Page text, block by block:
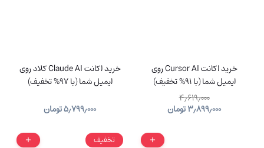
خرید اکانت Cursor AI روی
ایمیل شما (با 91% تخفیف)
۴٫۶۱۹٫۰۰۰
۳٫۸۹۹٫۰۰۰تومان
خرید اکانت Claude AI کلاد روی
ایمیل شما (با 97% تخفیف)
۵٫۷۹۹٫۰۰۰تومان
تخفیف